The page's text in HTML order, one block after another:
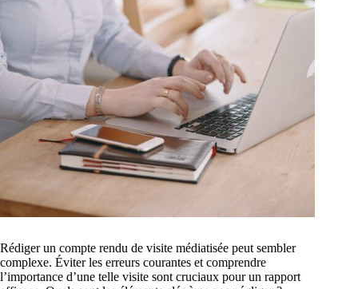
Rédiger un compte rendu de visite médiatisée peut sembler
complexe. Éviter les erreurs courantes et comprendre
l’importance d’une telle visite sont cruciaux pour un rapport